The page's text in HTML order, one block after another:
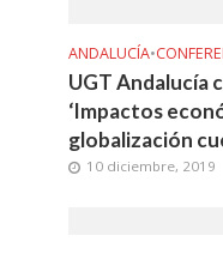
ANDALUCÍA•
UGT Andalucía
‘Impactos
globalización
10 diciembre, 2019